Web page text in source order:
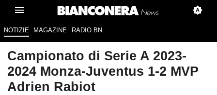
NOTIZIE MAGAZINE RADIO BN
Campionato di Serie A 2023-
2024 Monza-Juventus 1-2 MVP
Adrien Rabiot